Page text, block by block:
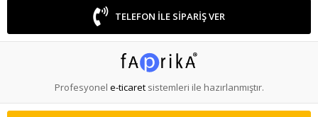
TELEFON ILE SIPARIŞ VER
Profesyonel e-ticaretsistemleri ile hazırlanmıştır.